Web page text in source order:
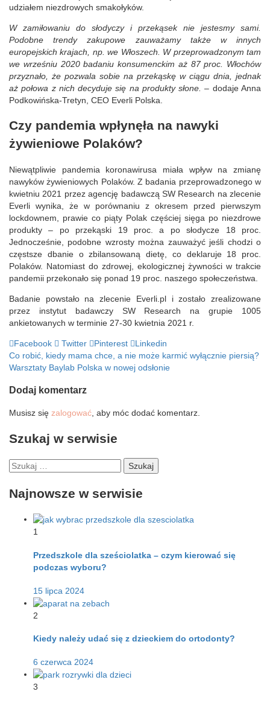
udziałem niezdrowych smakołyków.
W zamiłowaniu do słodyczy i przekąsek nie jestesmy sami.
Podobne trendy zakupowe zauważamy także w innych
europejskich krajach, np. we Włoszech. W przeprowadzonym tam
we wrześniu 2020 badaniu konsumenckim aż 87 proc. Włochów
przyznało, że pozwala sobie na przekąskę w ciągu dnia, jednak
aż połowa z nich decyduje się na produkty słone.– dodaje Anna
Podkowińska-Tretyn, CEO Everli Polska.
Czy pandemia wpłynęła na nawyki
żywieniowe Polaków?
Niewątpliwie pandemia koronawirusa miała wpływ na zmianę
nawyków żywieniowych Polaków. Z badania przeprowadzonego w
kwietniu 2021 przez agencję badawczą SW Research na zlecenie
Everli wynika, że w porównaniu z okresem przed pierwszym
lockdownem, prawie co piąty Polak częściej sięga po niezdrowe
produkty – po przekąski 19 proc. a po słodycze 18 proc.
Jednocześnie, podobne wzrosty można zauważyć jeśli chodzi o
częstsze dbanie o zbilansowaną dietę, co deklaruje 18 proc.
Polaków. Natomiast do zdrowej, ekologicznej żywności w trakcie
pandemii przekonało się ponad 19 proc. naszego społeczeństwa.
Badanie powstało na zlecenie Everli.pl i zostało zrealizowane
przez instytut badawczy SW Research na grupie 1005
ankietowanych w terminie 27-30 kwietnia 2021 r.
Facebook Twitter Pinterest Linkedin
Nawigacja
wpisu
Co robić, kiedy mama chce, a nie może karmić wyłącznie piersią?
Warsztaty Baylab Polska w nowej odsłonie
Dodaj komentarz
Musisz się zalogować, aby móc dodać komentarz.
Szukaj w serwisie
Szukaj:
Najnowsze w serwisie
1
Przedszkole dla sześciolatka – czym kierować się
podczas wyboru?
15 lipca 2024
2
Kiedy należy udać się z dzieckiem do ortodonty?
6 czerwca 2024
3